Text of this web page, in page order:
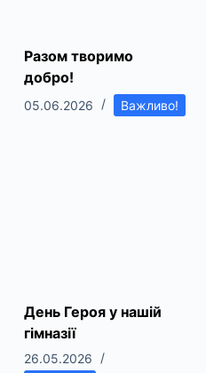
Разом творимо
добро!
05.06.2026 Важливо!
День Героя у нашій
гімназії
26.05.2026